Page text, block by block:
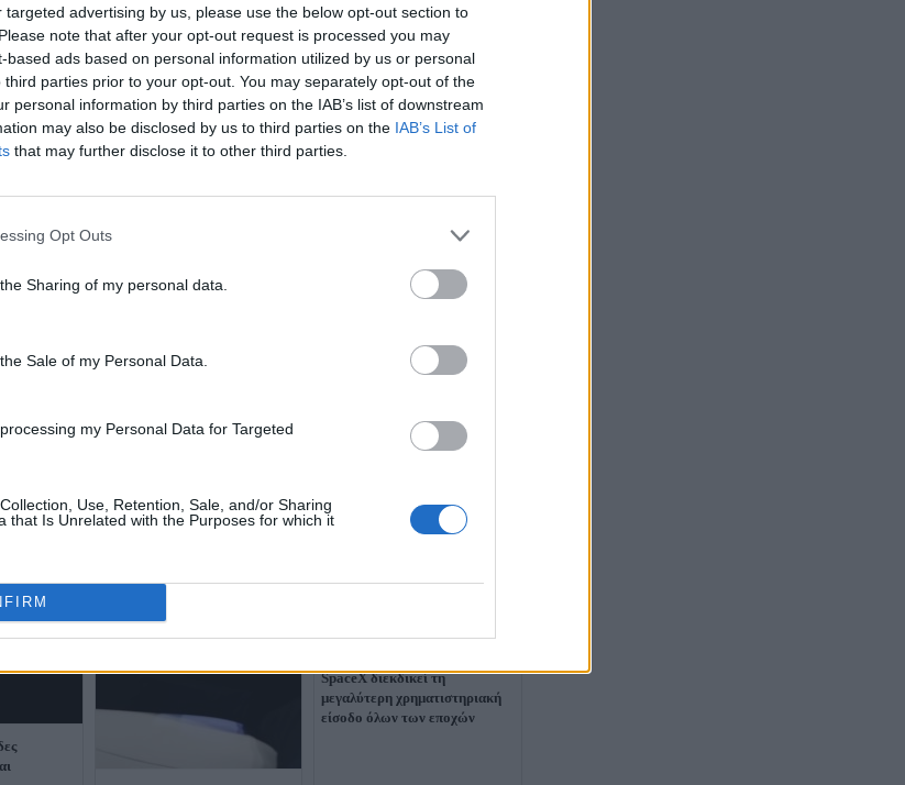
advertising by us, please use the below opt-out section to
note that after your opt-out request is processed you may
based ads based on personal information utilized by us or personal
third parties prior to your opt-out. You may separately opt-out of the
personal information by third parties on the IAB’s list of downstream
may also be disclosed by us to third parties on the IAB’s List of
that may further disclose it to other third parties.
Opt Outs
Sharing of my personal data.
Sale of my Personal Data.
my Personal Data for Targeted
Use, Retention, Sale, and/or Sharing
that Is Unrelated with the Purposes for which it
SpaceX διεκδικεί τη
μεγαλύτερη χρηματιστηριακή
είσοδο όλων των εποχών